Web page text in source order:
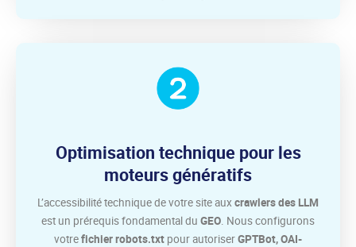
Optimisation technique pour les
moteurs génératifs
L’accessibilité technique de votre site auxcrawlers des LLM
est un prérequis fondamental du GEO. Nous configurons
votrefichier robots.txt pour autoriserGPTBot, OAI-